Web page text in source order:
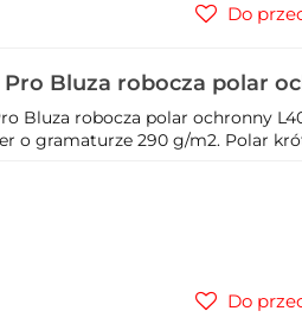
Do
Bluza robocza polar
Bluza robocza polar ochronny
o gramaturze 290 g/m2. Polar
Do